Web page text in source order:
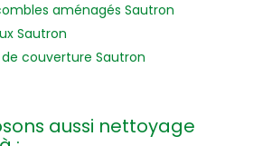
aménagés Sautron
Sautron
couverture Sautron
aussi nettoyage